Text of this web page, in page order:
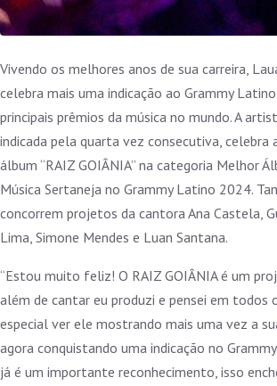
Vivendo os melhores anos de sua carreira,
celebra mais uma indicação ao Grammy
principais prêmios da música no mundo. A
indicada pela quarta vez consecutiva, celebra
álbum “RAIZ GOIÂNIA” na categoria Melhor
Música Sertaneja no Grammy Latino 2024.
concorrem projetos da cantora Ana Castela,
Lima, Simone Mendes e Luan Santana.
“Estou muito feliz! O RAIZ GOIÂNIA é um
além de cantar eu produzi e pensei em todos
especial ver ele mostrando mais uma vez a
agora conquistando uma indicação no
já é um importante reconhecimento, isso